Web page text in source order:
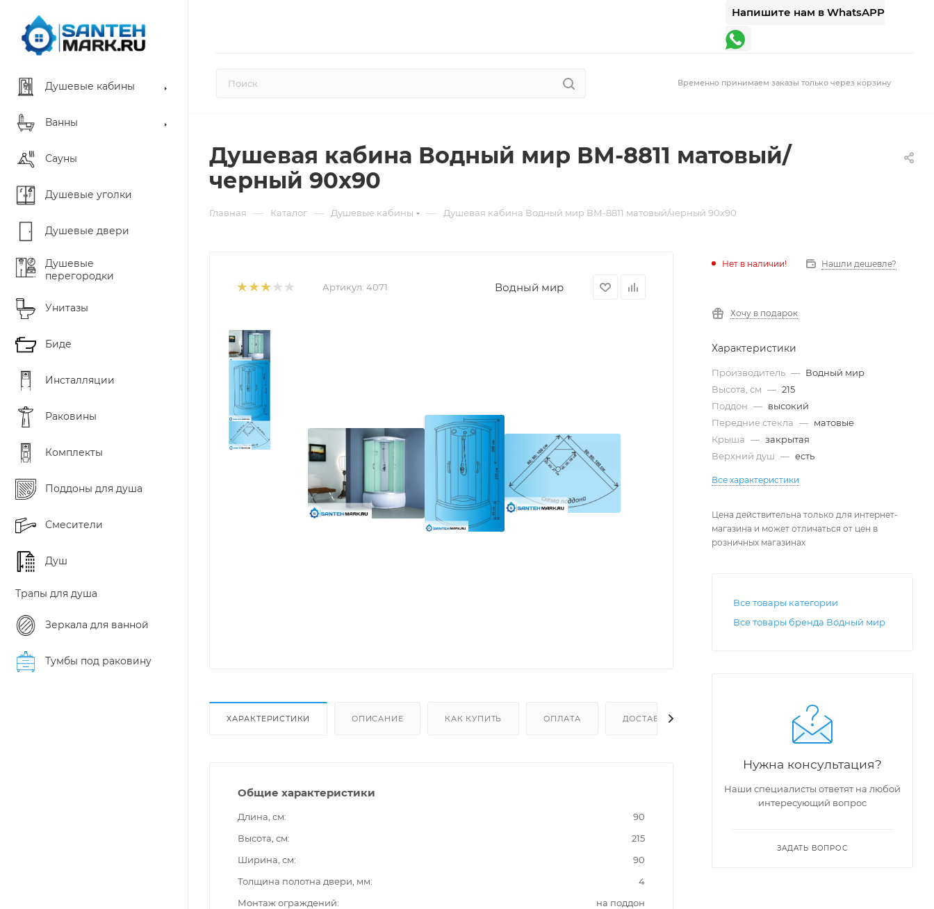
Напишите нам в WhatsAPP
Временно принимаем заказы только через корзину
Душевые кабины
Ванны
Сауны
Душевые уголки
Душевые двери
Душевые
перегородки
Унитазы
Биде
Инсталляции
Раковины
Комплекты
Поддоны для душа
Смесители
Душ
Трапы для душа
Зеркала для ванной
Тумбы под раковину
Душевая кабина Водный мир ВМ-8811 матовый/
черный 90x90
Главная — Каталог — Душевые кабины — Душевая кабина Водный мир ВМ-8811 матовый/черный 90x90
Артикул: 4071 Водный мир
ХАРАКТЕРИСТИКИ ОПИСАНИЕ КАК КУПИТЬ ОПЛАТА ДОСТАВКА
Общие характеристики
Длина, см
90
Высота, см
215
Ширина, см
90
Толщина полотна двери, мм
4
Монтаж ограждений
на поддон
Нет в наличии! Нашли дешевле?
Хочу в подарок
Характеристики
Производитель — Водный мир
Высота, см — 215
Поддон — высокий
Передние стекла — матовые
Крыша — закрытая
Верхний душ — есть
Все характеристики
Цена действительна только для интернет-
магазина и может отличаться от цен в
розничных магазинах
Все товары категории
Все товары бренда Водный мир
Нужна консультация?
Наши специалисты ответят на любой
интересующий вопрос
ЗАДАТЬ ВОПРОС